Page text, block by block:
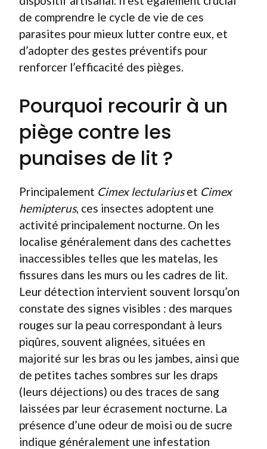
de comprendre le cycle de vie de ces
parasites pour mieux lutter contre eux, et
d’adopter des gestes préventifs pour
renforcer l’efficacité des pièges.
Pourquoi recourir à un
piège contre les
punaises de lit ?
Principalement Cimex lectulariuset Cimex
hemipterus, ces insectes adoptent une
activité principalement nocturne. On les
localise généralement dans des cachettes
inaccessibles telles que les matelas, les
fissures dans les murs ou les cadres de lit.
Leur détection intervient souvent lorsqu’on
constate des signes visibles : des marques
rouges sur la peau correspondant à leurs
piqûres, souvent alignées, situées en
majorité sur les bras ou les jambes, ainsi que
de petites taches sombres sur les draps
(leurs déjections) ou des traces de sang
laissées par leur écrasement nocturne. La
présence d’une odeur de moisi ou de sucre
indique généralement une infestation